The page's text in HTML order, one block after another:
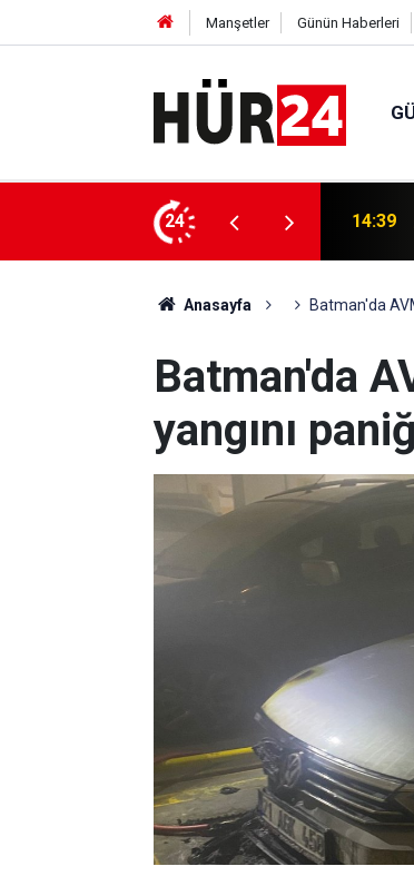
Manşetler Günün Haberleri
24
Amacımız Filistin davasını dünya
14:32
Anasayfa Batman'da
Batman'da
yangını